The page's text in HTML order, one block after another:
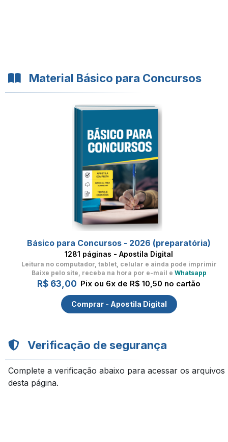
Material Básico para Concursos
Básico para Concursos - 2026 (preparatória)
1281 páginas - Apostila Digital
Leitura no computador, tablet, celular e ainda pode imprimir
Baixe pelo site, receba na hora por e-mail e Whatsapp
R$ 63,00 Pix ou 6x de R$ 10,50 no cartão
Comprar - Apostila Digital
Verificação de segurança
Complete a verificação abaixo para acessar os arquivos
desta página.